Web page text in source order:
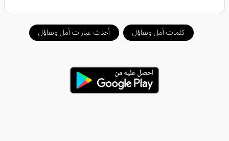
كلمات أمل وتفاؤل أحدث عبارات أمل وتفاؤل